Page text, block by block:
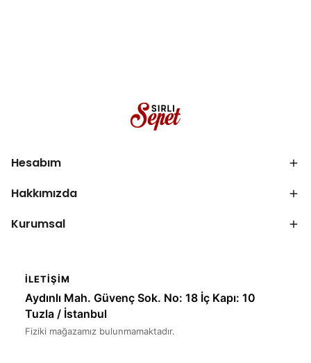
Hesabım
Hakkımızda
Kurumsal
İLETIŞIM
Aydınlı Mah. Güvenç Sok. No: 18 İç Kapı: 10
Tuzla / İstanbul
Fiziki mağazamız bulunmamaktadır.